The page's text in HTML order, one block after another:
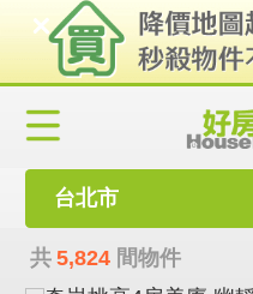
台北市
共 5,824 間物件